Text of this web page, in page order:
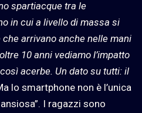
spartiacque tra le
in cui a livello di massa si
arrivano anche nelle mani
10 anni vediamo l’impatto
acerbe. Un dato su tutti: il
lo smartphone non è l’unica
I ragazzi sono